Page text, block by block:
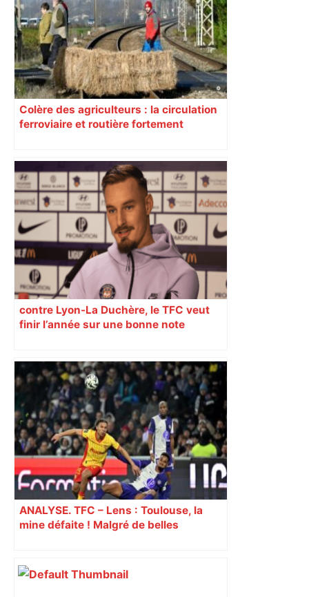
lanouvellerepublique.fr
Colère des agriculteurs : la circulation
ferroviaire et routière fortement
contre Lyon-La Duchère, le TFC veut
finir l’année sur une bonne note
ANALYSE. TFC – Lens : Toulouse, la
mine défaite ! Malgré de belles